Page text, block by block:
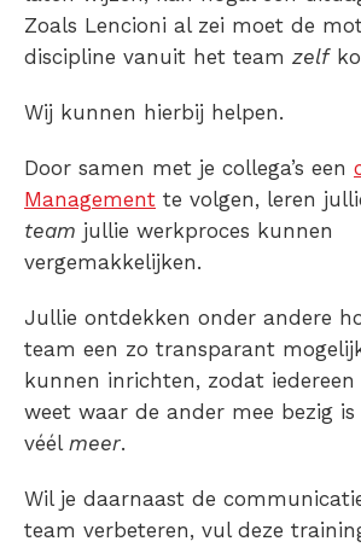
Zoals Lencioni al zei moet de
discipline vanuit het team zelf
Wij kunnen hierbij helpen.
Door samen met je collega’s een
Management te volgen, leren
team jullie werkproces kunnen
vergemakkelijken.
Jullie ontdekken onder andere
team een zo transparant
kunnen inrichten, zodat
weet waar de ander mee bezig
véél meer.
Wil je daarnaast de
team verbeteren, vul deze